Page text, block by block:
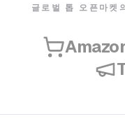
글로벌 톱 오픈마켓